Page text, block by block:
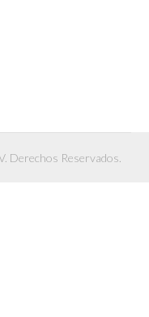
Derechos Reservados.